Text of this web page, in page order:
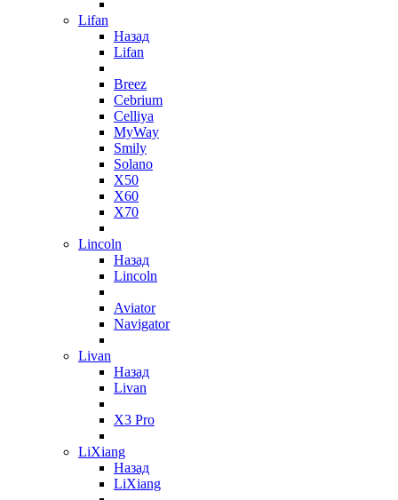
Lifan
Назад
Lifan
Breez
Cebrium
Celliya
MyWay
Smily
Solano
X50
X60
X70
Lincoln
Назад
Lincoln
Aviator
Navigator
Livan
Назад
Livan
X3 Pro
LiXiang
Назад
LiXiang